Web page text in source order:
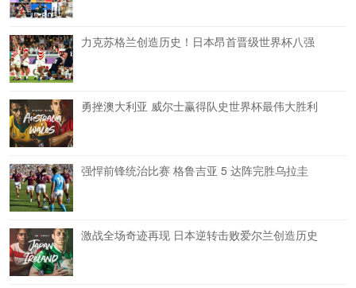
力克苏格兰创造历史！日本昂首晋级世界杯八强
勇挫澳大利亚 威尔士赢得队史世界杯最伟大胜利
强悍前锋统治比赛 格鲁吉亚 5 达阵完胜乌拉圭
激战全场奇迹再现 日本逆转击败爱尔兰创造历史